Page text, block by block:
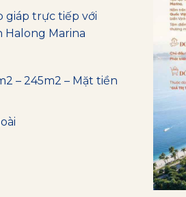
giáp trực tiếp với
Halong Marina
– 245m2 – Mặt tiền